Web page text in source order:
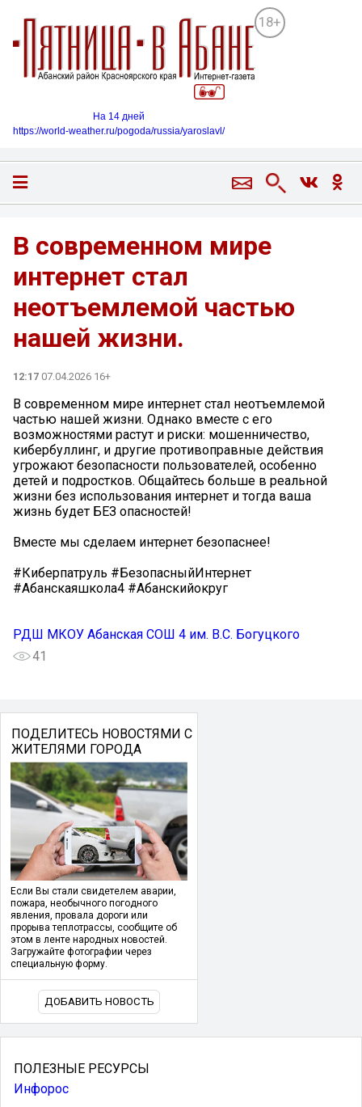
18+
На 14 дней
https://world-weather.ru/pogoda/russia/yaroslavl/
В современном мире
интернет стал
неотъемлемой частью
нашей жизни.
12:17 07.04.2026 16+
В современном мире интернет стал неотъемлемой
частью нашей жизни. Однако вместе с его
возможностями растут и риски: мошенничество,
кибербуллинг, и другие противоправные действия
угрожают безопасности пользователей, особенно
детей и подростков. Общайтесь больше в реальной
жизни без использования интернет и тогда ваша
жизнь будет БЕЗ опасностей!
Вместе мы сделаем интернет безопаснее!
#Киберпатруль #БезопасныйИнтернет
#Абанскаяшкола4 #Абанскийокруг
РДШ МКОУ Абанская СОШ 4 им. В.С. Богуцкого
41
ПОДЕЛИТЕСЬ НОВОСТЯМИ С
ЖИТЕЛЯМИ ГОРОДА
Если Вы стали свидетелем аварии,
пожара, необычного погодного
явления, провала дороги или
прорыва теплотрассы, сообщите об
этом в ленте народных новостей.
Загружайте фотографии через
специальную форму.
ДОБАВИТЬ НОВОСТЬ
ПОЛЕЗНЫЕ РЕСУРСЫ
Инфорос